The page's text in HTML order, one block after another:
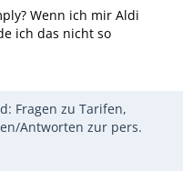
Wenn ich mir Aldi
ich das nicht so
Fragen zu Tarifen,
Antworten zur pers.